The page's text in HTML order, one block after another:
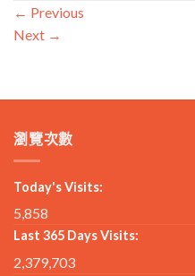
← Previous
Next →
瀏覽次數
Today's Visits:
5,858
Last 365 Days Visits:
2,379,703